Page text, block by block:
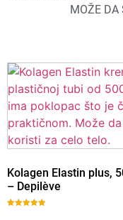
MOŽE DA
Kolagen Elastin plus,
– Depilève